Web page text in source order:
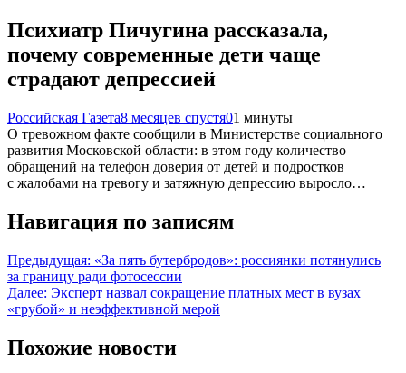
Психиатр Пичугина рассказала,
почему современные дети чаще
страдают депрессией
Российская Газета8 месяцев спустя01 минуты
О тревожном факте сообщили в Министерстве социального
развития Московской области: в этом году количество
обращений на телефон доверия от детей и подростков
с жалобами на тревогу и затяжную депрессию выросло…
Навигация по записям
Предыдущая: «За пять бутербродов»: россиянки потянулись
за границу ради фотосессии
Далее: Эксперт назвал сокращение платных мест в вузах
«грубой» и неэффективной мерой
Похожие новости